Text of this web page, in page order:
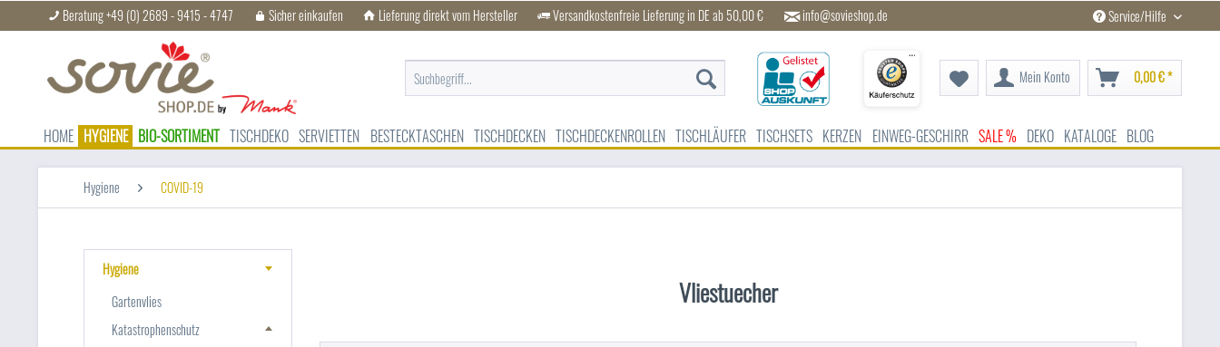
Beratung +49 (0) 2689 - 9415 - 4747 Sicher einkaufen Lieferung direkt vom Hersteller Versandkostenfreie Lieferung in DE ab 50,00 € info@sovieshop.de Service/Hilfe
Mein Konto 0,00 € *
HOME HYGIENE BIO-SORTIMENT TISCHDEKO SERVIETTEN BESTECKTASCHEN TISCHDECKEN TISCHDECKENROLLEN TISCHLÄUFER TISCHSETS KERZEN EINWEG-GESCHIRR SALE % DEKO KATALOGE BLOG
Hygiene COVID-19
Hygiene
Gartenvlies
Katastrophenschutz
Vliestuecher